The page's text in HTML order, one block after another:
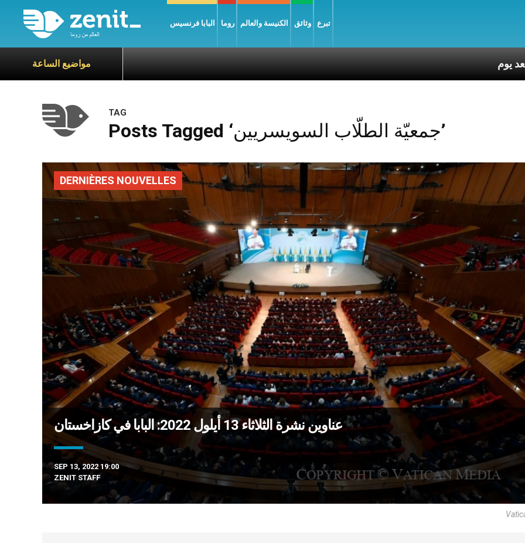
البابا فرنسيس روما الكنيسة والعالم وثائق تبرع
مواضيع الساعة
TAG
Posts Tagged ‘جمعيّة الطلّاب السويسريين’
DERNIÈRES NOUVELLES
عناوين نشرة الثلاثاء 13 أيلول 2022: البابا في كازاخستان
SEP 13, 2022 19:00
ZENIT STAFF